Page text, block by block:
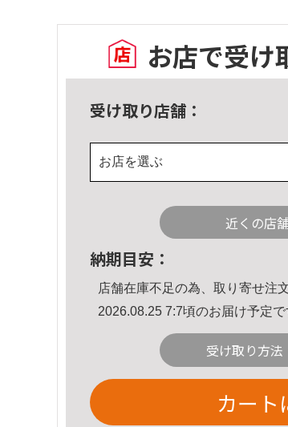
お店で受け
受け取り店舗：
お店を選ぶ
近くの店
納期目安：
店舗在庫不足の為、取り寄せ注
2026.08.25 7:7頃のお届け予定で
受け取り方法
カート